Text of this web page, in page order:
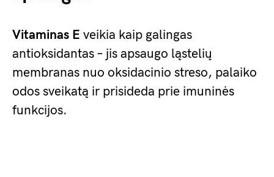
Vitaminas E veikia kaip galingas
antioksidantas – jis apsaugo ląstelių
membranas nuo oksidacinio streso, palaiko
odos sveikatą ir prisideda prie imuninės
funkcijos.